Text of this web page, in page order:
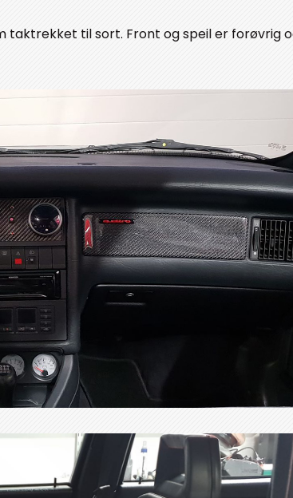
taktrekket til sort. Front og speil er forøvrig